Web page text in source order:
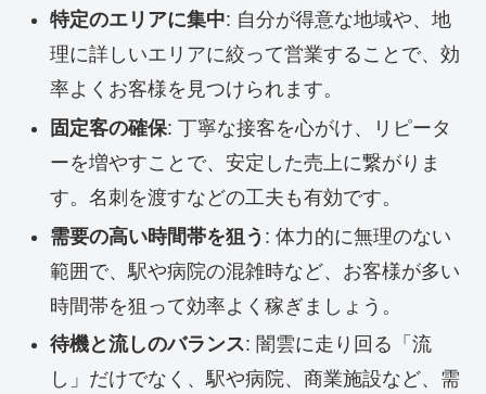
特定のエリアに集中: 自分が得意な地域や、地
理に詳しいエリアに絞って営業することで、効
率よくお客様を見つけられます。
固定客の確保: 丁寧な接客を心がけ、リピータ
ーを増やすことで、安定した売上に繋がりま
す。名刺を渡すなどの工夫も有効です。
需要の高い時間帯を狙う : 体力的に無理のない
範囲で、駅や病院の混雑時など、お客様が多い
時間帯を狙って効率よく稼ぎましょう。
待機と流しのバランス: 闇雲に走り回る「流
し」だけでなく、駅や病院、商業施設など、需